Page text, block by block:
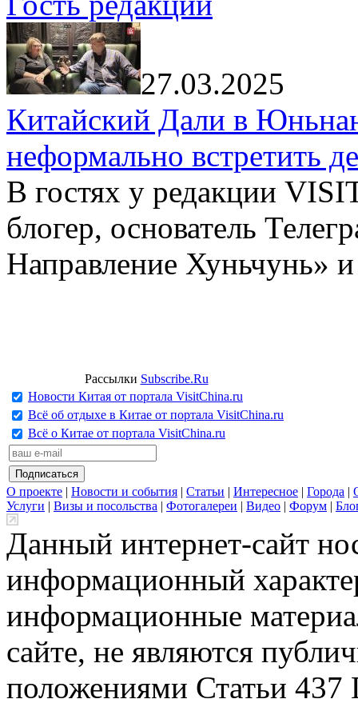
27.03.2025
Китайский Дали в
неформально встретить
В гостях у редакции
блогер, основатель
Направление Хуньчунь»
Рассылки Subscribe.Ru
Новости Китая от портала VisitChina.ru
Всё об отдыхе в Китае от портала VisitChina.ru
Всё о Китае от портала VisitChina.ru
О проекте | Новости и события | Статьи | Интересное | Города |
Услуги | Визы и посольства | Фотогалереи | Видео | Форум |
Данный интернет-сайт
информационный
информационные
сайте, не являются
положениями Статьи 437